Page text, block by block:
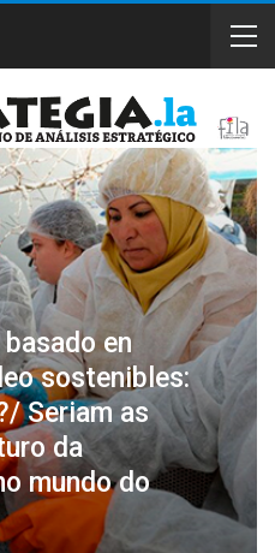
en
sostenibles:
Seriam as
da
mundo do